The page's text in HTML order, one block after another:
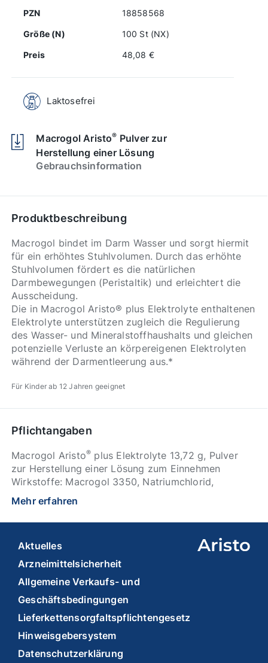
PZN 18858568
Größe (N) 100 St (NX)
Preis 48,08 €
Laktosefrei
Macrogol Aristo® Pulver zur
Herstellung einer Lösung
Gebrauchsinformation
Produktbeschreibung
Macrogol bindet im Darm Wasser und sorgt hiermit
für ein erhöhtes Stuhlvolumen. Durch das erhöhte
Stuhlvolumen fördert es die natürlichen
Darmbewegungen (Peristaltik) und erleichtert die
Ausscheidung.
Die in Macrogol Aristo® plus Elektrolyte enthaltenen
Elektrolyte unterstützen zugleich die Regulierung
des Wasser- und Mineralstoffhaushalts und gleichen
potenzielle Verluste an körpereigenen Elektrolyten
während der Darmentleerung aus.*
Für Kinder ab 12 Jahren geeignet
Pflichtangaben
Macrogol Aristo® plus Elektrolyte 13,72 g, Pulver
zur Herstellung einer Lösung zum Einnehmen
Wirkstoffe: Macrogol 3350, Natriumchlorid,
Natriumhydrogencarbonat, Kaliumchlorid. Zur
Behandlung von chronischer Verstopfung bei
Erwachsenen und Jugendlichen über 12 Jahren. Zu
Packungsbeilage und fragen Sie Ihre Ärztin, Ihren
Arzt oder in Ihrer Apotheke. (apothekenpflichtig).
Wallenroder Straße 8-10, 13435 Berlin.
Mehr erfahren
Aktuelles
Arzneimittelsicherheit
Allgemeine Verkaufs- und
Geschäftsbedingungen
Lieferkettensorgfaltspflichtengesetz
Hinweisgebersystem
Datenschutzerklärung